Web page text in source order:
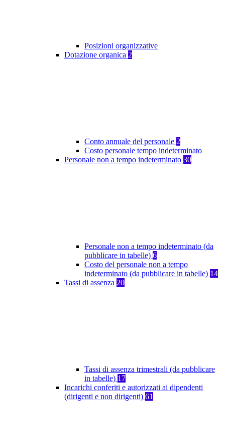
Posizioni organizzative
Dotazione organica 2
Conto annuale del personale 2
Costo personale tempo indeterminato
Personale non a tempo indeterminato 30
Personale non a tempo indeterminato (da
pubblicare in tabelle) 6
Costo del personale non a tempo
indeterminato (da pubblicare in tabelle) 14
Tassi di assenza 20
Tassi di assenza trimestrali (da pubblicare
in tabelle) 17
Incarichi conferiti e autorizzati ai dipendenti
(dirigenti e non dirigenti) 61